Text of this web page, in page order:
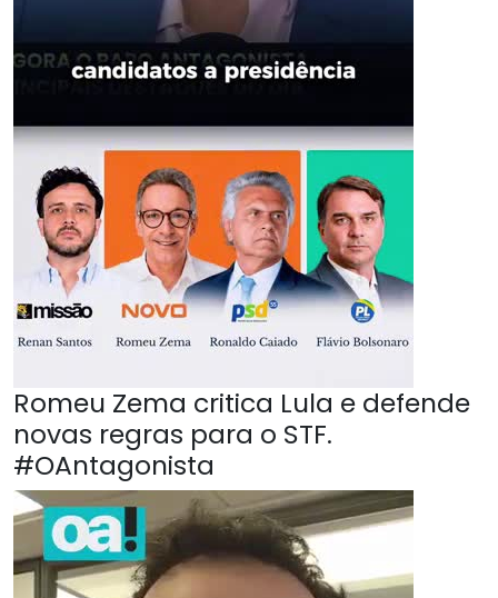
Romeu Zema critica Lula e defende
novas regras para o STF.
#OAntagonista